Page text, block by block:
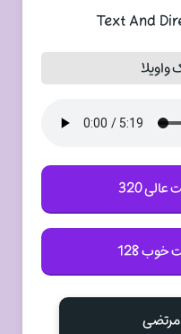
Text And
320
128
مرتضی